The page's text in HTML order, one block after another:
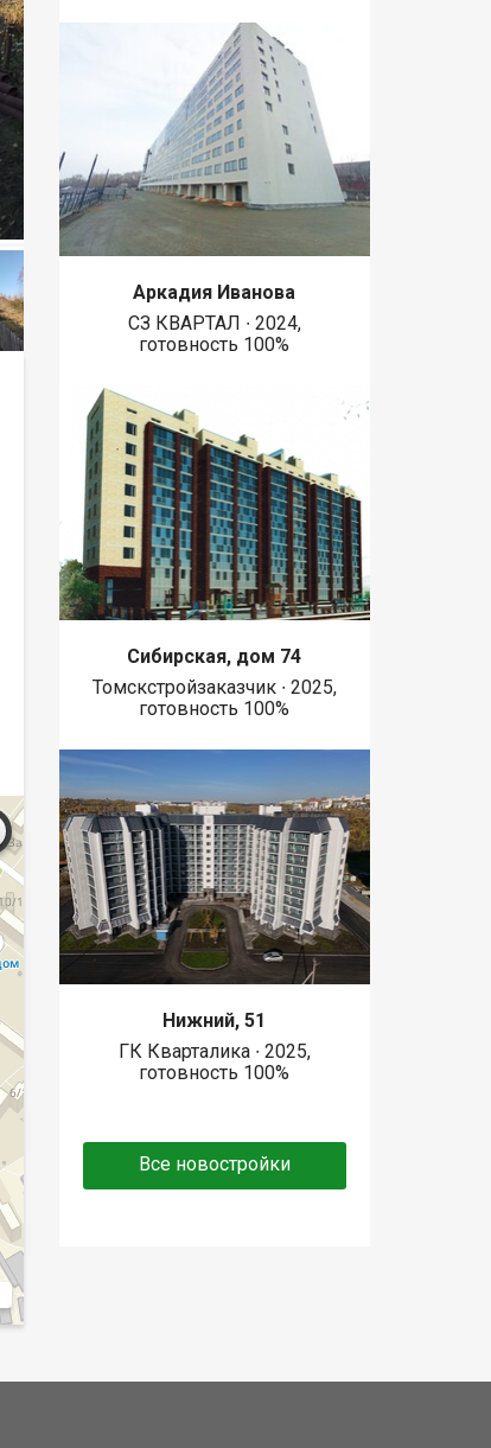
Аркадия Иванова
СЗ КВАРТАЛ ∙ 2024,
готовность 100%
Сибирская, дом 74
Томскстройзаказчик ∙ 2025,
готовность 100%
Нижний, 51
ГК Кварталика ∙ 2025,
готовность 100%
Все новостройки